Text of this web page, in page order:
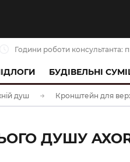
Години роботи консультанта:
БУДІВЕЛЬНІ
душ Кронштейн для
ДУШУ AXOR